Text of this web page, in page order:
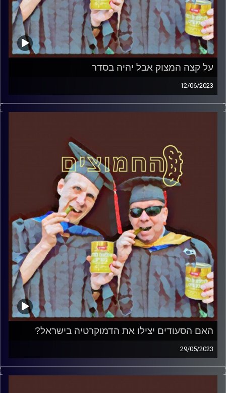
על קצה המצוק אבל יהיה בסדר
12/06/2023
המערכת הפוליטית על ספת הפסיכולוג, עם פרופסור בועז בן-
דוד ופרופסור גלעד הירשברגר.
האם הסעודים יצילו את הדמוקרטיה בישראל?
29/05/2023
המערכת הפוליטית על ספת הפסיכולוג, עם פרופסור בועז בן-
דוד ופרופסור גלעד הירשברגר.